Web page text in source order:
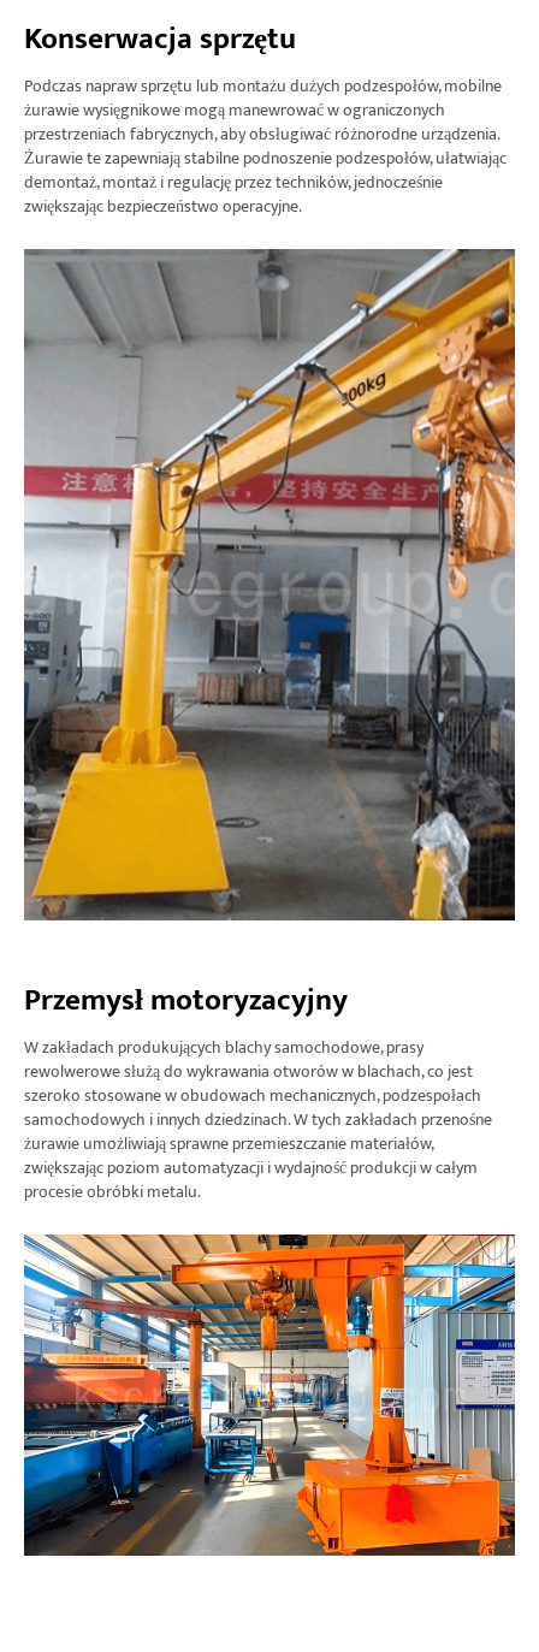
Konserwacja sprzętu
Podczas napraw sprzętu lub montażu dużych podzespołów, mobilne
żurawie wysięgnikowe mogą manewrować w ograniczonych
przestrzeniach fabrycznych, aby obsługiwać różnorodne urządzenia.
Żurawie te zapewniają stabilne podnoszenie podzespołów, ułatwiając
demontaż, montaż i regulację przez techników, jednocześnie
zwiększając bezpieczeństwo operacyjne.
Przemysł motoryzacyjny
W zakładach produkujących blachy samochodowe, prasy
rewolwerowe służą do wykrawania otworów w blachach, co jest
szeroko stosowane w obudowach mechanicznych, podzespołach
samochodowych i innych dziedzinach. W tych zakładach przenośne
żurawie umożliwiają sprawne przemieszczanie materiałów,
zwiększając poziom automatyzacji i wydajność produkcji w całym
procesie obróbki metalu.